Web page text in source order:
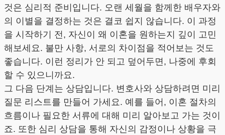
것은 심리적 준비입니다. 오랜 세월을 함께한 배우자와
의 이별을 결정하는 것은 결코 쉽지 않습니다. 이 과정
을 시작하기 전, 자신이 왜 이혼을 원하는지 깊이 고민
해보세요. 불만 사항, 서로의 차이점을 적어보는 것도
좋습니다. 이런 정리가 안 되고 덮어두면, 나중에 후회
할 수 있으니까요.
그 다음 단계는 상담입니다. 변호사와 상담하려면 미리
질문 리스트를 만들어 가세요. 예를 들어, 이혼 절차의
흐름이나 필요한 서류에 대해 미리 알아보고 가는 것이
죠. 또한 심리 상담을 통해 자신의 감정이나 상황을 극